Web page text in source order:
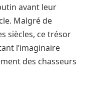
avant leur
Malgré de
siècles, ce trésor
l’imaginaire
des chasseurs